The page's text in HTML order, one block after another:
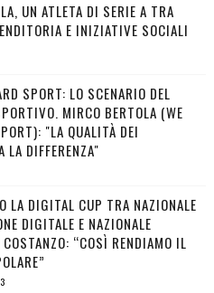
UN ATLETA DI SERIE A TRA
E INIZIATIVE SOCIALI
SPORT: LO SCENARIO DEL
MIRCO BERTOLA (WE
"LA QUALITÀ DEI
LA DIFFERENZA"
LA DIGITAL CUP TRA NAZIONALE
DIGITALE E NAZIONALE
“COSÌ RENDIAMO IL